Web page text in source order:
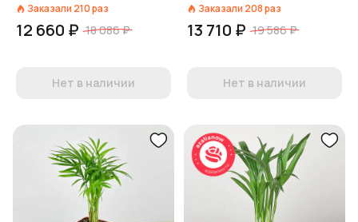
Заказали 210раз
12 660 ₽ 18 086 ₽
Нет в наличии
Заказали 208раз
13 710 ₽ 19 586 ₽
Нет в наличии